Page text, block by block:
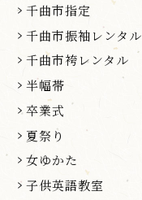
千曲市指定
千曲市振袖レンタル
千曲市袴レンタル
半幅帯
卒業式
夏祭り
女ゆかた
子供英語教室